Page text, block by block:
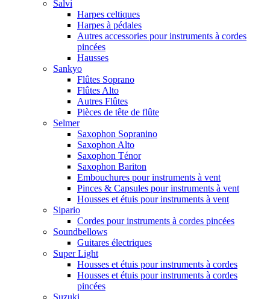
Salvi
Harpes celtiques
Harpes à pédales
Autres accessories pour instruments à cordes
pincées
Hausses
Sankyo
Flûtes Soprano
Flûtes Alto
Autres Flûtes
Pièces de tête de flûte
Selmer
Saxophon Sopranino
Saxophon Alto
Saxophon Ténor
Saxophon Bariton
Embouchures pour instruments à vent
Pinces & Capsules pour instruments à vent
Housses et étuis pour instruments à vent
Sipario
Cordes pour instruments à cordes pincées
Soundbellows
Guitares électriques
Super Light
Housses et étuis pour instruments à cordes
Housses et étuis pour instruments à cordes
pincées
Suzuki